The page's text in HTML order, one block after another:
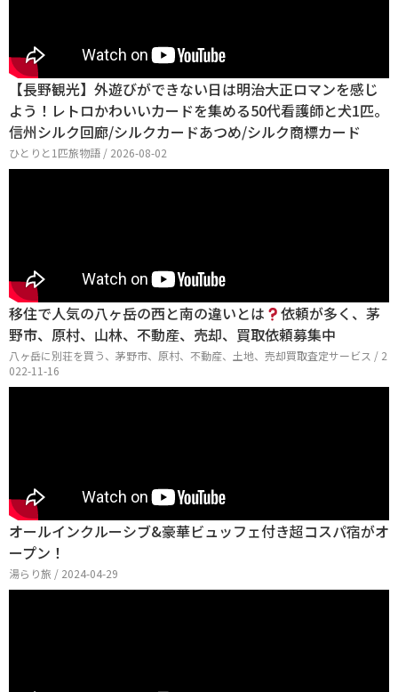
【長野観光】外遊びができない日は明治大正ロマンを感じ
よう！レトロかわいいカードを集める50代看護師と犬1匹。
信州シルク回廊/シルクカードあつめ/シルク商標カード
ひとりと1匹旅物語 / 2026-08-02
移住で人気の八ヶ岳の西と南の違いとは
依頼が多く、茅
野市、原村、山林、不動産、売却、買取依頼募集中
八ヶ岳に別荘を買う、茅野市、原村、不動産、土地、売却買取査定サービス / 2
022-11-16
オールインクルーシブ&豪華ビュッフェ付き超コスパ宿がオ
ープン！
湯らり旅 / 2024-04-29